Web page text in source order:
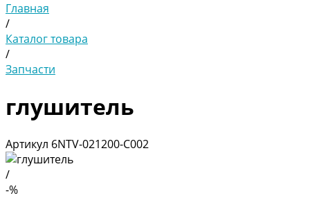
Главная
/
Каталог товара
/
Запчасти
глушитель
Артикул 6NTV-021200-C002
/
-%